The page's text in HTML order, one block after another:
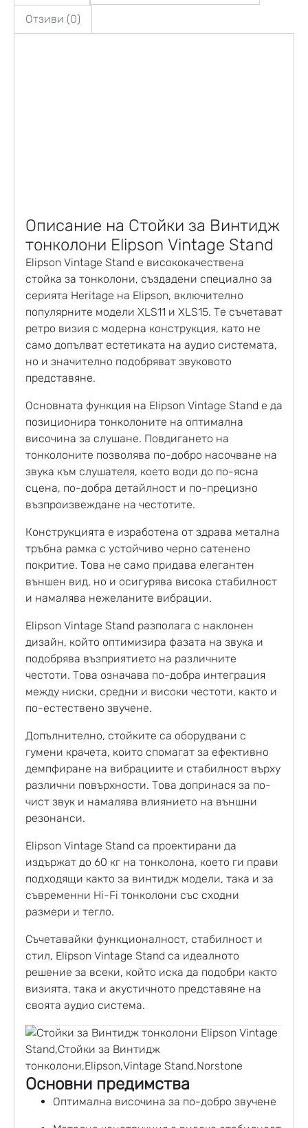
Отзиви (0)
Описание на Стойки за Винтидж
тонколони Elipson Vintage Stand
Elipson Vintage Stand е висококачествена
стойка за тонколони, създадени специално за
серията Heritage на Elipson, включително
популярните модели XLS11 и XLS15. Те съчетават
ретро визия с модерна конструкция, като не
само допълват естетиката на аудио системата,
но и значително подобряват звуковото
представяне.
Основната функция на Elipson Vintage Stand е да
позиционира тонколоните на оптимална
височина за слушане. Повдигането на
тонколоните позволява по-добро насочване на
звука към слушателя, което води до по-ясна
сцена, по-добра детайлност и по-прецизно
възпроизвеждане на честотите.
Конструкцията е изработена от здрава метална
тръбна рамка с устойчиво черно сатенено
покритие. Това не само придава елегантен
външен вид, но и осигурява висока стабилност
и намалява нежеланите вибрации.
Elipson Vintage Stand разполага с наклонен
дизайн, който оптимизира фазата на звука и
подобрява възприятието на различните
честоти. Това означава по-добра интеграция
между ниски, средни и високи честоти, както и
по-естествено звучене.
Допълнително, стойките са оборудвани с
гумени крачета, които спомагат за ефективно
демпфиране на вибрациите и стабилност върху
различни повърхности. Това допринася за по-
чист звук и намалява влиянието на външни
резонанси.
Elipson Vintage Stand са проектирани да
издържат до 60 кг на тонколона, което ги прави
подходящи както за винтидж модели, така и за
съвременни Hi-Fi тонколони със сходни
размери и тегло.
Съчетавайки функционалност, стабилност и
стил, Elipson Vintage Stand са идеалното
решение за всеки, който иска да подобри както
визията, така и акустичното представяне на
своята аудио система.
Основни предимства
Оптимална височина за по-добро звучене